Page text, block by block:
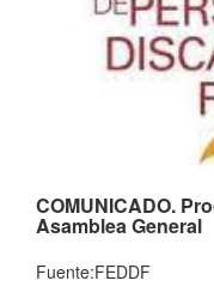
COMUNICADO.
Asamblea General
Fuente:FEDDF